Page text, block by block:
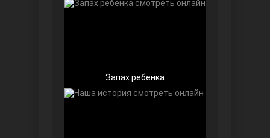
Запах ребенка